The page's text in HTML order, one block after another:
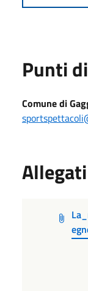
Punti
Comune di
Allegati